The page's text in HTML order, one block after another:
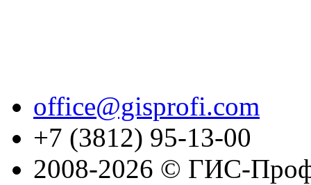
office@gisprofi.com
+7 (3812) 95-13-00
2008-2026 © ГИС-